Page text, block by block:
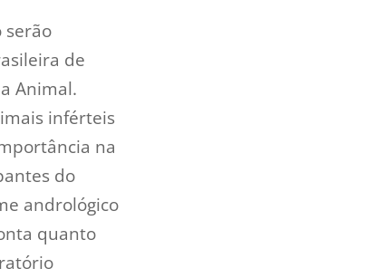
serão
de
Animal.
inférteis
na
do
andrológico
quanto